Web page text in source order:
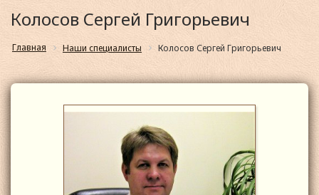
Колосов Сергей Григорьевич
Главная Наши специалисты Колосов Сергей Григорьевич